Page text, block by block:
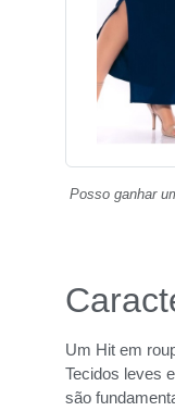
Posso ganhar
Um Hit em
Tecidos leves
são